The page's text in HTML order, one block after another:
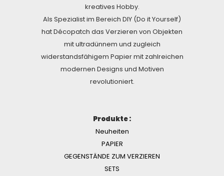
kreatives Hobby.
Als Spezialist im Bereich DIY (Do it Yourself)
hat Décopatch das Verzieren von Objekten
mit ultradünnem und zugleich
widerstandsfähigem Papier mit zahlreichen
modernen Designs und Motiven
revolutioniert.
Produkte :
Neuheiten
PAPIER
GEGENSTÄNDE ZUM VERZIEREN
SETS